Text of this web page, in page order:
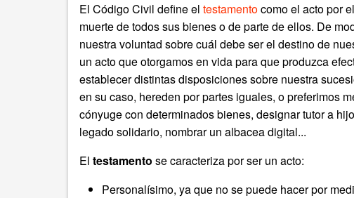
El Código Civil define el testamentocomo el acto por
muerte de todos sus bienes o de parte de ellos. De
nuestra voluntad sobre cuál debe ser el destino de
un acto que otorgamos en vida para que produzca
establecer distintas disposiciones sobre nuestra
en su caso, hereden por partes iguales, o preferimos
cónyuge con determinados bienes, designar tutor a
legado solidario, nombrar un albacea digital...
El testamento se caracteriza por ser un acto:
Personalísimo, ya que no se puede hacer por